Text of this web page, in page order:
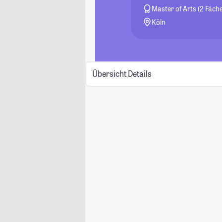
Master of Arts (2
Köln
Übersicht Details